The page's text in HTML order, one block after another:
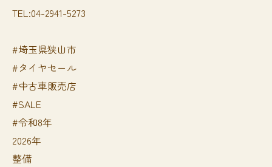
TEL:04-2941-5273
#埼玉県狭山市
#タイヤセール
#中古車販売店
#SALE
#令和8年
2026年
整備